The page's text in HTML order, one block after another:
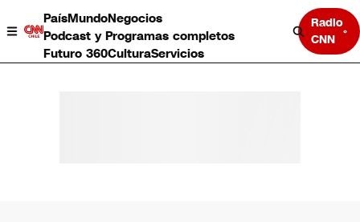
PaísMundoNegocios
Podcast y Programas completos
Futuro 360CulturaServicios
Radio
CNN